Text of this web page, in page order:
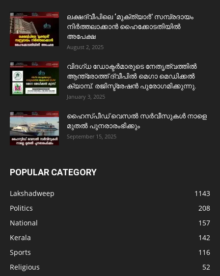
ലക്ഷദ്വീപിലെ ‘മുക്ത്യാർ’ സമ്പ്രദായം
നിർത്തലാക്കാൻ ഹൈക്കോടതിയിൽ
അപേക്ഷ
August 2, 2025
വിദഗ്ധ ഡോക്ടർമാരുടെ നേതൃത്വത്തിൽ
ആന്ത്രോത്ത് ദ്വീപിൽ മെഗാ മെഡിക്കൽ
ക്യാമ്പ്. രജിസ്ട്രേഷൻ പുരോഗമിക്കുന്നു.
January 3, 2025
ഹൈസ്പീഡ് വെസൽ സർവീസുകൾ നാളെ
മുതൽ പുനരാരംഭിക്കും
September 15, 2025
POPULAR CATEGORY
Lakshadweep
1143
Politics
208
National
157
Kerala
142
Sports
116
Religious
52